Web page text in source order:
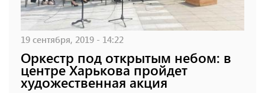
19 сентября, 2019 - 14:22
Оркестр под открытым небом: в
центре Харькова пройдет
художественная акция